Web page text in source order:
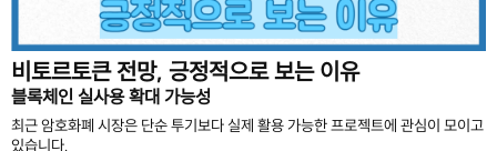
비토르토큰 전망, 긍정적으로 보는 이유
블록체인 실사용 확대 가능성
최근 암호화폐 시장은 단순 투기보다 실제 활용 가능한 프로젝트에 관심이 모이고
있습니다.